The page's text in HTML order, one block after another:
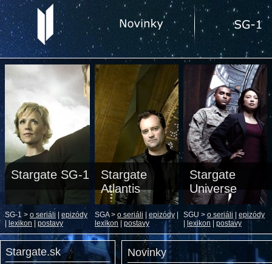
Stargate SG-1
SG-1 > o seriáli
epizódy
lexikon postavy
Stargate
Atlantis
SGA > o seriáli |epizódy
lexikon
postavy
Stargate
Universe
SGU > o seriáli
epizódy
lexikon postavy
Stargate.sk Novinky